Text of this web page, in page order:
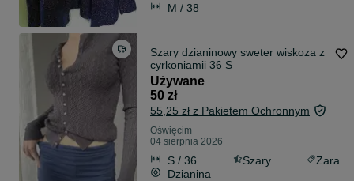
M / 38
Szary dzianinowy sweter wiskoza z
cyrkoniamii 36 S
Używane
50 zł
55,25 zł z Pakietem Ochronnym
Oświęcim
04 sierpnia 2026
S / 36 Szary
Zara
Dzianina